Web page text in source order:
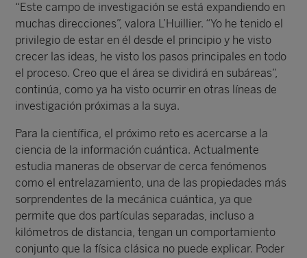
“Este campo de investigación se está expandiendo en
muchas direcciones”, valora L’Huillier. “Yo he tenido el
privilegio de estar en él desde el principio y he visto
crecer las ideas, he visto los pasos principales en todo
el proceso. Creo que el área se dividirá en subáreas”,
continúa, como ya ha visto ocurrir en otras líneas de
investigación próximas a la suya.
Para la científica, el próximo reto es acercarse a la
ciencia de la información cuántica. Actualmente
estudia maneras de observar de cerca fenómenos
como el entrelazamiento, una de las propiedades más
sorprendentes de la mecánica cuántica, ya que
permite que dos partículas separadas, incluso a
kilómetros de distancia, tengan un comportamiento
conjunto que la física clásica no puede explicar. Poder